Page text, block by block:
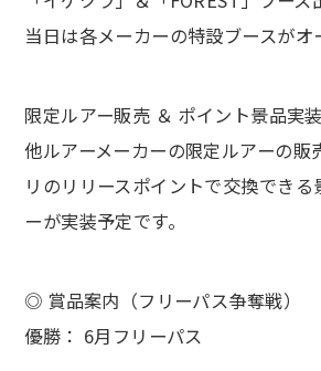
当日は各メーカーの特設ブースがオ
限定ルアー販売 ＆ ポイント景品実
他ルアーメーカーの限定ルアーの販
リのリリースポイントで交換でき
ーが実装予定です。
◎ 賞品案内（フリーパス争奪戦）
優勝： 6月フリーパス